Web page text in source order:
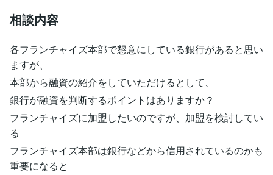
相談内容
各フランチャイズ本部で懇意にしている銀行があると思い
ますが、
本部から融資の紹介をしていただけるとして、
銀行が融資を判断するポイントはありますか？
フランチャイズに加盟したいのですが、加盟を検討してい
る
フランチャイズ本部は銀行などから信用されているのかも
重要になると